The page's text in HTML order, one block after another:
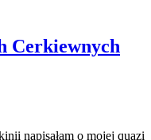
Cerkiewnych
napisałam o mojej quazi